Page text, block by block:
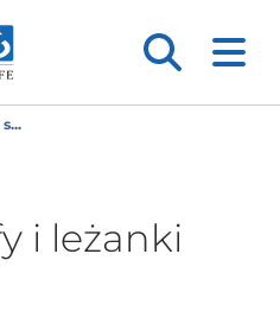
i leżanki